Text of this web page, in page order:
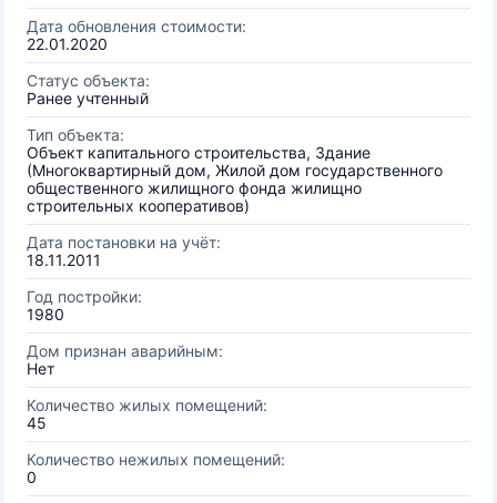
Дата обновления стоимости:
22.01.2020
Статус объекта:
Ранее учтенный
Тип объекта:
Объект капитального строительства, Здание
(Многоквартирный дом, Жилой дом государственного
общественного жилищного фонда жилищно
строительных кооперативов)
Дата постановки на учёт:
18.11.2011
Год постройки:
1980
Дом признан аварийным:
Нет
Количество жилых помещений:
45
Количество нежилых помещений:
0